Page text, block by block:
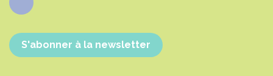
Facebook
S'abonner à la newsletter